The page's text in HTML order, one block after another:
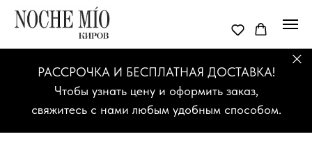
РАССРОЧКА И БЕСПЛАТНАЯ ДОСТАВКА!
Чтобы узнать цену и оформить заказ,
свяжитесь с нами любым удобным способом.